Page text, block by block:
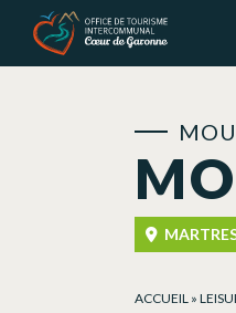
ACCUEIL »
Cookies management panel